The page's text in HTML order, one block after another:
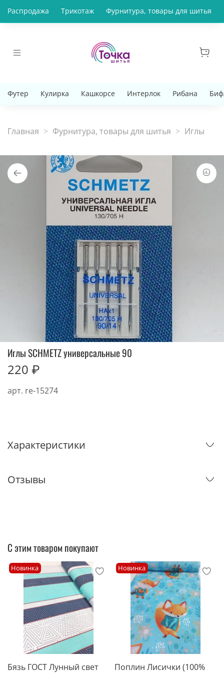
Распродажа Трикотаж Фурнитура, товары для шитья
Футер Кулирка Кашкорсе Интерлок Рибана
Главная Фурнитура, товары для шитья Иглы
арт. re-15274
Иглы SCHMETZ универсальные 90
220 ₽
Характеристики
Отзывы
С этим товаром покупают
Новинка
Бязь ГОСТ Лунный свет
Новинка
Поплин Лисички (100%